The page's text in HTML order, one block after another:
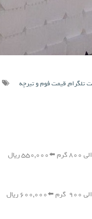
تلگرام,قیمت فوم و تیرچه